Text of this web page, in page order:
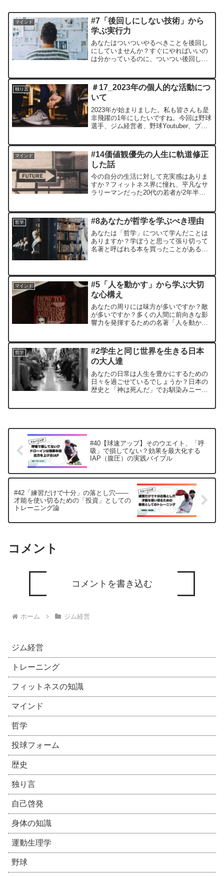
マインド
#7「後回しにしない技術」から
学ぶ実行力
あなたはついついやるべきことを後回し
にしていませんか？すぐにやればいいの
は分かっているのに、ついつい後回しに
知らないだけかも？「後回しにしない技
術」とは…
独り言
＃17_2023年の個人的な活動につ
いて
2023年が始まりました。私も皆さんも是
非飛躍の1年にしたいですね。今回は野球
選手、ジム経営者、野球Youtuber、プチ
た。
マインド
#14価値観優先の人生に軌道修正
した話
今の自分の生活に対して充実感はありま
すか？フィットネス界に憧れ、平凡なサ
ラリーマンだった20代の若者が2年半で
哲学 #8あなたが哲学を学ぶべき理由
あなたは「哲学」について学んだことは
ありますか？学ぼうと思って張り切って
名著と呼ばれる本を買ったことがあるけ
今回は「社会人が哲学を学ぶメリット」
と「わかりやすい哲学の学び方」につい
て解説していきます。
マインド
#5「人を動かす」から学ぶ大切
な心構え
あなたの周りには味方が多いですか？敵
が多いですか？多くの人間に前向きな影
響力を発揮するための名著「人を動か
哲学
#2学生と同じ世界を生きる日本
の大人達
あなたの日常は人生を豊かにするための
日々を過ごせているでしょうか？日本の
歴史と「神は死んだ」でお馴染みニーチ
#40【球速アップ】そのウエイト、「呼
吸」で損してない？効果を最大化する
IAP（腹圧）の実践バイブル
#42「練習だけで十分」の落とし穴——
才能を使い切るための「投資」としての
トレーニング論
コメント
コメントを書き込む
ホーム ジム経営
ジム経営
トレーニング
フィットネスの知識
マインド
哲学
投球フォーム
歴史
独り言
自己啓発
身体の知識
運動生理学
野球